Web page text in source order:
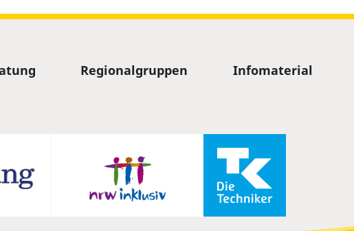
Regionalgruppen Infomaterial